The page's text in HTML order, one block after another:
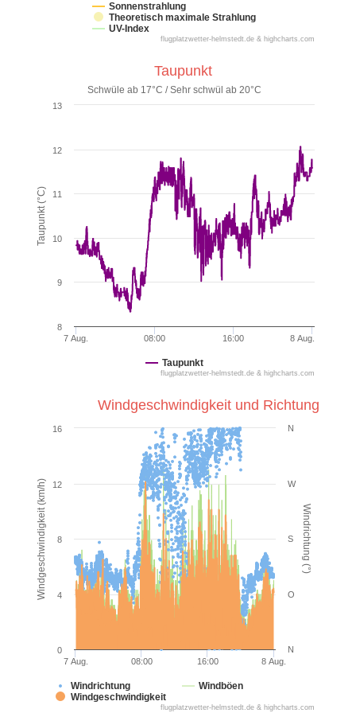
Sonnenstrahlung
Theoretisch maximale Strahlung
UV-Index
flugplatzwetter-helmstedt.de & highcharts.com
Taupunkt (°C)
Schwüle ab 17°C / Sehr schwül ab 20°C
Taupunkt
7 Aug. 8 Aug.
08:00 16:00
8
9
10
11
12
13
flugplatzwetter-helmstedt.de & highcharts.com
Taupunkt
Windgeschwindigkeit (km/h) Windrichtung (°)
Windrichtung
Windböen
Windgeschwindigkeit
7 Aug. 8 Aug.
08:00 16:00
0
4
8
12
16
flugplatzwetter-helmstedt.de & highcharts.com
Windgeschwindigkeit und Richtung
N
O
S
W
N